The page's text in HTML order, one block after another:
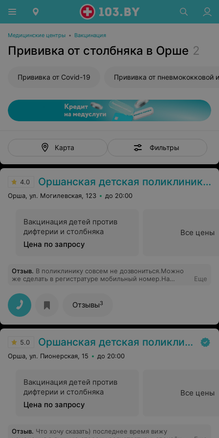
Медицинские центры • Вакцинация
Прививка от столбняка в Орше 2
Прививка от Covid-19
Карта Фильтры
4.0 Оршанская детская поликлиника №2
Орша, ул. Могилевская, 123 до 20:00
Вакцинация детей против
дифтерии и столбняка
Цена по запросу
Все цены
Отзыв. В поликлинику совсем не дозвониться.Можно
же сделать в регистратуре мобильный номер.На
Еще
Отзывы3
5.0 Оршанская детская поликлиника №1
Орша, ул. Пионерская, 15 до 20:00
Вакцинация детей против
дифтерии и столбняка
Цена по запросу
Все цены
Отзыв. Что хочу сказать) последнее время вижу